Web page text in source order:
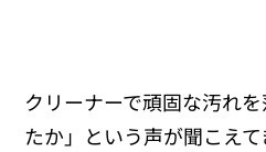
クリーナーで頑固な汚れ
たか」という声が聞こえ